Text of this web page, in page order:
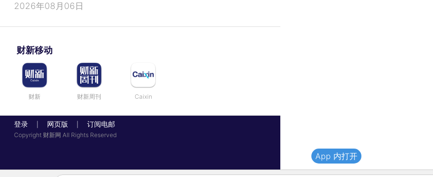
2026年08月06日
财新移动
财新 财新周刊 Caixin
登录 网页版 订阅电邮
Copyright 财新网 All Rights Reserved
App 内打开